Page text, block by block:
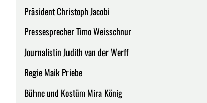
Präsident Christoph Jacobi
Pressesprecher Timo Weisschnur
Journalistin Judith van der Werff
Regie Maik Priebe
Bühne und Kostüm Mira König